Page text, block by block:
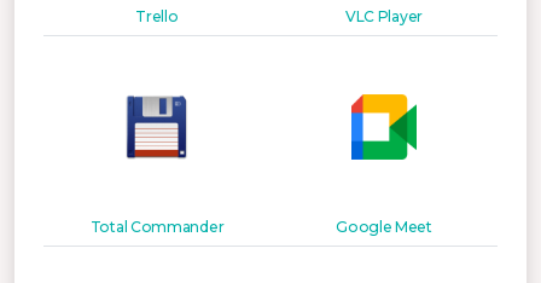
Trello VLC Player
Total Commander Google Meet